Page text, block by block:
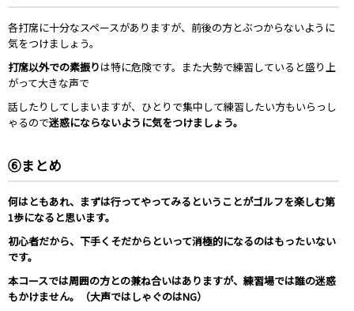
各打席に十分なスペースがありますが、前後の方とぶつからないように
気をつけましょう。
打席以外での素振りは特に危険です。また大勢で練習していると盛り上
がって大きな声で
話したりしてしまいますが、ひとりで集中して練習したい方もいらっし
ゃるので迷惑にならないように気をつけましょう。
⑥まとめ
何はともあれ、まずは行ってやってみるということがゴルフを楽しむ第
1歩になると思います。
初心者だから、下手くそだからといって消極的になるのはもったいない
です。
本コースでは周囲の方との兼ね合いはありますが、練習場では誰の迷惑
もかけません。
（大声ではしゃぐのはNG）